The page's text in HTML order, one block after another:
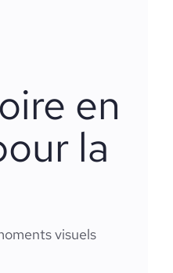
en
la
visuels